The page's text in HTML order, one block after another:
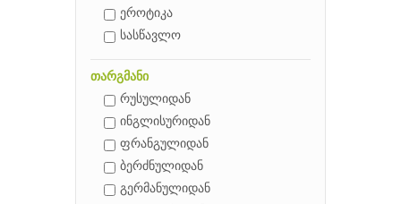
ეროტიკა
სასწავლო
თარგმანი
რუსულიდან
ინგლისურიდან
ფრანგულიდან
ბერძნულიდან
გერმანულიდან